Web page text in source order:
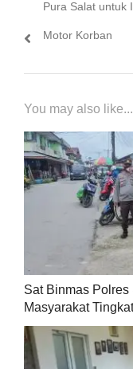
Pura Salat untuk
Motor Korban
You may also like...
Sat Binmas
Masyarakat